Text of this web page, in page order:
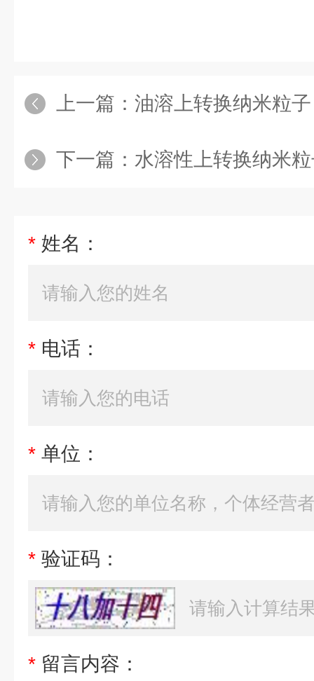
上一篇： 油溶上转换纳米粒
下一篇： 水溶性上转换纳米
* 姓名：
* 电话：
* 单位：
* 验证码：
* 留言内容：